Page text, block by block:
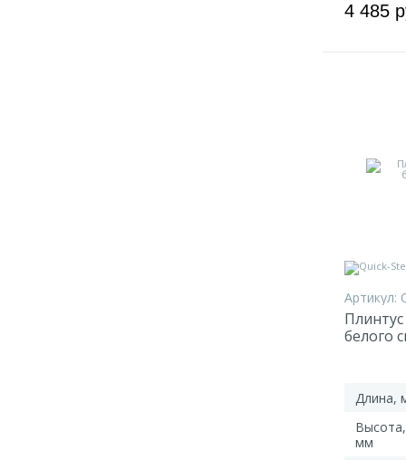
4 485
Артикул:
белого
Длина,
Высота,
мм